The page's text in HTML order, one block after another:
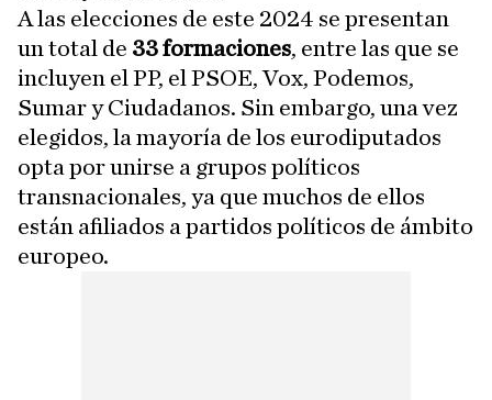
A las elecciones de este 2024 se presentan
un total de 33 formaciones, entre las que se
incluyen el PP, el PSOE, Vox, Podemos,
Sumar y Ciudadanos. Sin embargo, una vez
elegidos, la mayoría de los eurodiputados
opta por unirse a grupos políticos
transnacionales, ya que muchos de ellos
están afiliados a partidos políticos de ámbito
europeo.